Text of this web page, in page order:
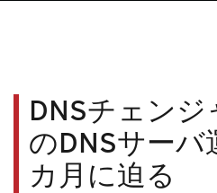
DNSチェンジ
のDNSサーバ
カ月に迫る